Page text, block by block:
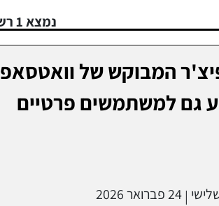
נמצא 1 רשומות
המבוקש של וואטסאפ
גם למשתמשים פרטיים
|24 פברואר 2026